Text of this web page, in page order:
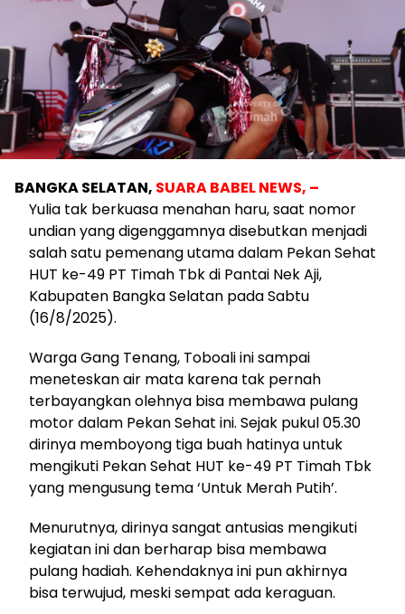
BANGKA SELATAN, SUARA BABEL NEWS, –
Yulia tak berkuasa menahan haru, saat nomor
undian yang digenggamnya disebutkan menjadi
salah satu pemenang utama dalam Pekan Sehat
HUT ke-49 PT Timah Tbk di Pantai Nek Aji,
Kabupaten Bangka Selatan pada Sabtu
(16/8/2025).
Warga Gang Tenang, Toboali ini sampai
meneteskan air mata karena tak pernah
terbayangkan olehnya bisa membawa pulang
motor dalam Pekan Sehat ini. Sejak pukul 05.30
dirinya memboyong tiga buah hatinya untuk
mengikuti Pekan Sehat HUT ke-49 PT Timah Tbk
yang mengusung tema ‘Untuk Merah Putih’.
Menurutnya, dirinya sangat antusias mengikuti
kegiatan ini dan berharap bisa membawa
pulang hadiah. Kehendaknya ini pun akhirnya
bisa terwujud, meski sempat ada keraguan.